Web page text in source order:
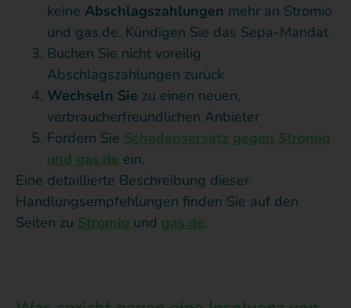
keine Abschlagszahlungen mehr an Stromio
und gas.de. Kündigen Sie das Sepa-Mandat
Buchen Sie nicht voreilig
Abschlagszahlungen zurück
Wechseln Sie zu einen neuen,
verbraucherfreundlichen Anbieter
Fordern Sie Schadensersatz gegen Stromio
und gas.de ein.
Eine detaillierte Beschreibung dieser
Handlungsempfehlungen finden Sie auf den
Seiten zu Stromio und gas.de.